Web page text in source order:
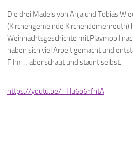
Die drei Mädels von Anja und Tobias
(Kirchengemeinde Kirchendemenreuth)
Weihnachtsgeschichte mit Playmobil
haben sich viel Arbeit gemacht und
Film … aber schaut und staunt selbst:
https://youtu.be/_Hu6o6nfntA